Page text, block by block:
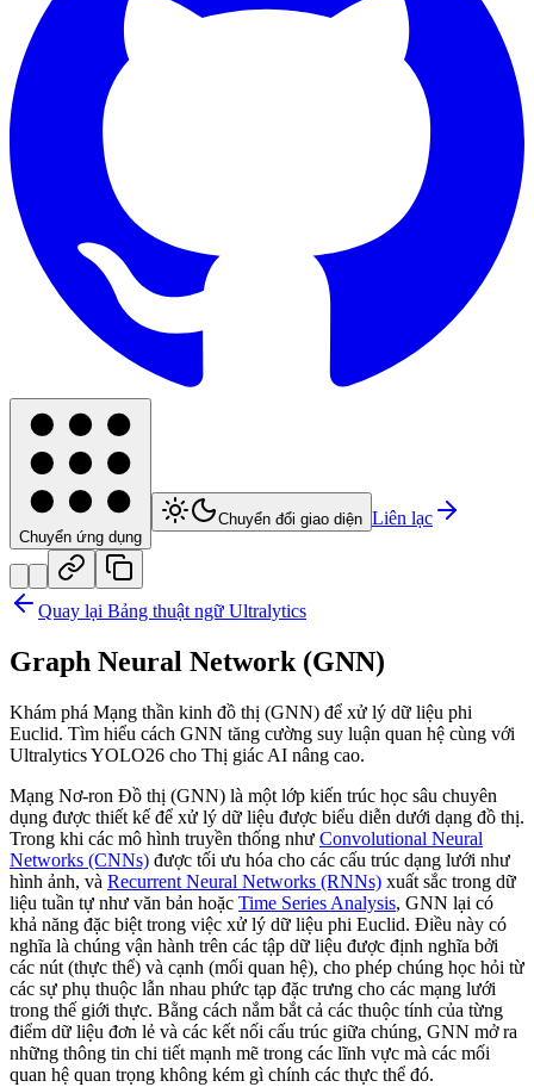
Chuyển ứng dụng
Chuyển đổi giao diện Liên lạc
Quay lại Bảng thuật ngữ Ultralytics
Graph Neural Network (GNN)
Khám phá Mạng thần kinh đồ thị (GNN) để xử lý dữ liệu phi
Euclid. Tìm hiểu cách GNN tăng cường suy luận quan hệ cùng với
Ultralytics YOLO26 cho Thị giác AI nâng cao.
Mạng Nơ-ron Đồ thị (GNN) là một lớp kiến trúc học sâu chuyên
dụng được thiết kế để xử lý dữ liệu được biểu diễn dưới dạng đồ thị.
Trong khi các mô hình truyền thống như Convolutional Neural
Networks (CNNs) được tối ưu hóa cho các cấu trúc dạng lưới như
hình ảnh, và Recurrent Neural Networks (RNNs) xuất sắc trong dữ
liệu tuần tự như văn bản hoặc Time Series Analysis, GNN lại có
khả năng đặc biệt trong việc xử lý dữ liệu phi Euclid. Điều này có
nghĩa là chúng vận hành trên các tập dữ liệu được định nghĩa bởi
các nút (thực thể) và cạnh (mối quan hệ), cho phép chúng học hỏi từ
các sự phụ thuộc lẫn nhau phức tạp đặc trưng cho các mạng lưới
trong thế giới thực. Bằng cách nắm bắt cả các thuộc tính của từng
điểm dữ liệu đơn lẻ và các kết nối cấu trúc giữa chúng, GNN mở ra
những thông tin chi tiết mạnh mẽ trong các lĩnh vực mà các mối
quan hệ quan trọng không kém gì chính các thực thể đó.